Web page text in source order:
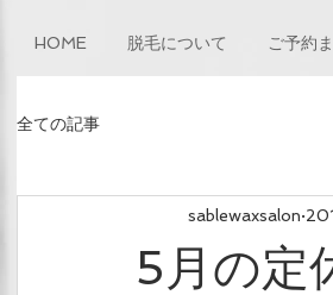
HOME 脱毛について ご予約
全ての記事
5月の定
sablewaxsalon